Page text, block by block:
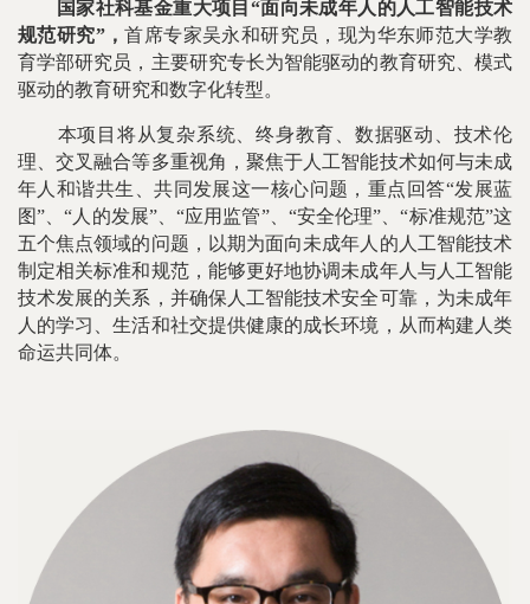
国家社科基金重大项目“面向未成年人的人工智能技术
规范研究”，首席专家吴永和研究员，现为华东师范大学教
育学部研究员，主要研究专长为智能驱动的教育研究、模式
驱动的教育研究和数字化转型。
本项目将从复杂系统、终身教育、数据驱动、技术伦
理、交叉融合等多重视角，聚焦于人工智能技术如何与未成
年人和谐共生、共同发展这一核心问题，重点回答“发展蓝
图”、“人的发展”、“应用监管”、“安全伦理”、“标准规范”这
五个焦点领域的问题，以期为面向未成年人的人工智能技术
制定相关标准和规范，能够更好地协调未成年人与人工智能
技术发展的关系，并确保人工智能技术安全可靠，为未成年
人的学习、生活和社交提供健康的成长环境，从而构建人类
命运共同体。